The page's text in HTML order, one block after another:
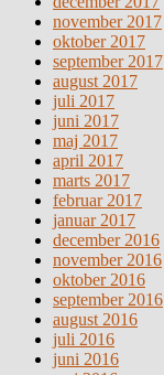
november 2017
oktober 2017
september 2017
august 2017
juli 2017
juni 2017
maj 2017
april 2017
marts 2017
februar 2017
januar 2017
december 2016
november 2016
oktober 2016
september 2016
august 2016
juli 2016
juni 2016